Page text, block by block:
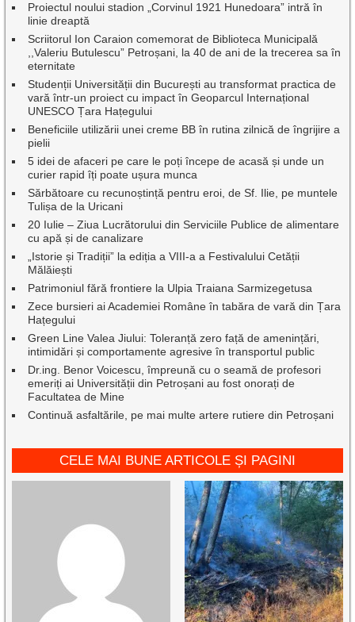
Proiectul noului stadion „Corvinul 1921 Hunedoara” intră în
linie dreaptă
Scriitorul Ion Caraion comemorat de Biblioteca Municipală
,,Valeriu Butulescu” Petroșani, la 40 de ani de la trecerea sa în
eternitate
Studenții Universității din București au transformat practica de
vară într-un proiect cu impact în Geoparcul Internațional
UNESCO Țara Hațegului
Beneficiile utilizării unei creme BB în rutina zilnică de îngrijire a
pielii
5 idei de afaceri pe care le poți începe de acasă și unde un
curier rapid îți poate ușura munca
Sărbătoare cu recunoștință pentru eroi, de Sf. Ilie, pe muntele
Tulișa de la Uricani
20 Iulie – Ziua Lucrătorului din Serviciile Publice de alimentare
cu apă și de canalizare
„Istorie și Tradiții” la ediția a VIII-a a Festivalului Cetății
Mălăiești
Patrimoniul fără frontiere la Ulpia Traiana Sarmizegetusa
Zece bursieri ai Academiei Române în tabăra de vară din Țara
Hațegului
Green Line Valea Jiului: Toleranță zero față de amenințări,
intimidări și comportamente agresive în transportul public
Dr.ing. Benor Voicescu, împreună cu o seamă de profesori
emeriți ai Universității din Petroșani au fost onorați de
Facultatea de Mine
Continuă asfaltările, pe mai multe artere rutiere din Petroșani
CELE MAI BUNE ARTICOLE ȘI PAGINI